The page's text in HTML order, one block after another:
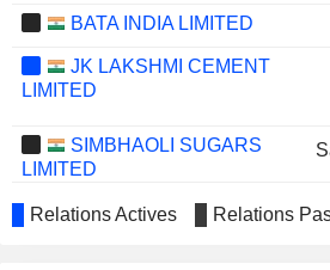
BATA INDIA LIMITED
JK LAKSHMI CEMENT
LIMITED
SIMBHAOLI SUGARS
LIMITED
KOTHARI SUGARS AND
CHEMICALS LIMITED
Relations Actives Relations